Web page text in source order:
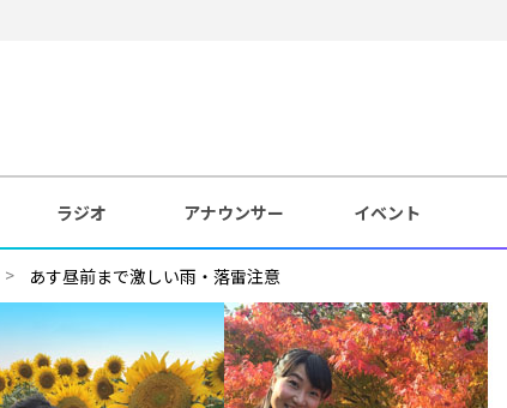
ラジオ アナウンサー イベント
あす昼前まで激しい雨・落雷注意